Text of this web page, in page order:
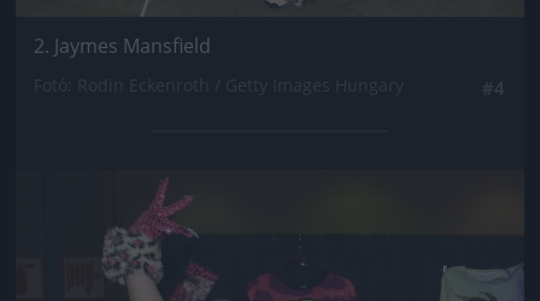
2. Jaymes Mansfield
Jön még kép!